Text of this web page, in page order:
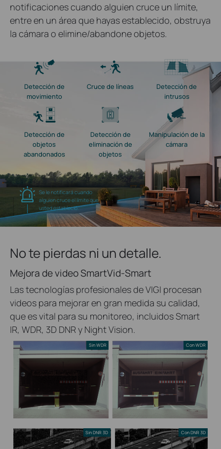
notificaciones cuando alguien cruce un límite,
entre en un área que hayas establecido, obstruya
la cámara o elimine/abandone objetos.
Detección de
movimiento
Cruce de líneas
Detección de
intrusos
Detección de
objetos
abandonados
Detección de
eliminación de
objetos
Manipulación de la
cámara
Se le notificará cuando
alguien cruce el límite que
usted estableció.
No te pierdas ni un detalle.
Mejora de video SmartVid-Smart
Las tecnologías profesionales de VIGI procesan
videos para mejorar en gran medida su calidad,
que es vital para su monitoreo, incluidos Smart
IR, WDR, 3D DNR y Night Vision.
Sin WDR Con WDR
Sin DNR 3D Con DNR 3D